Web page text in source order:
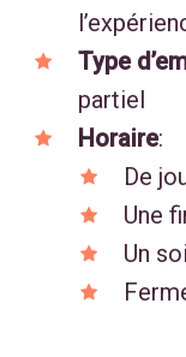
Type
partiel
Horaire:
De
Une
Un